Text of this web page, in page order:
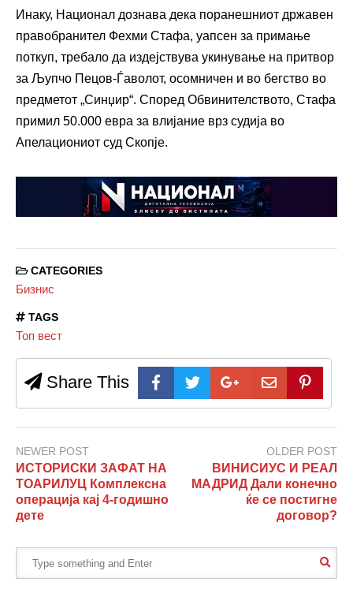
Инаку, Национал дознава дека поранешниот државен
правобранител Фехми Стафа, уапсен за примање
поткуп, требало да издејствува укинување на притвор
за Љупчо Пецов-Ѓаволот, осомничен и во бегство во
предметот „Синџир“. Според Обвинителството, Стафа
примил 50.000 евра за влијание врз судија во
Апелациониот суд Скопје.
CATEGORIES
Бизнис
TAGS
Топ вест
Share This
NEWER POST
ИСТОРИСКИ ЗАФАТ НА
ТОАРИЛУЦ Комплексна
операција кај 4-годишно
дете
OLDER POST
ВИНИСИУС И РЕАЛ
МАДРИД Дали конечно
ќе се постигне
договор?